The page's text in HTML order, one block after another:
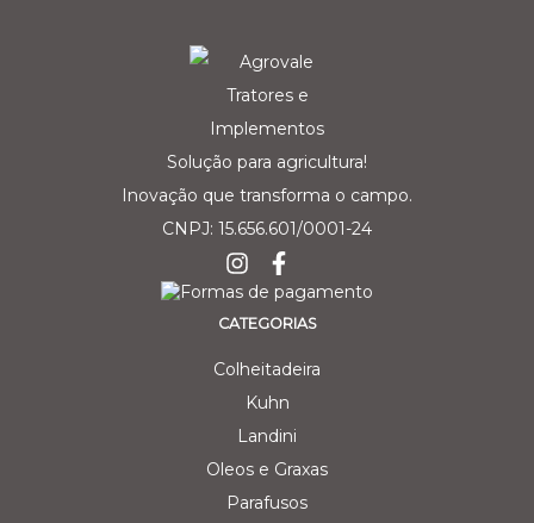
Solução para agricultura!
Inovação que transforma o campo.
CNPJ: 15.656.601/0001-24
CATEGORIAS
Colheitadeira
Kuhn
Landini
Oleos e Graxas
Parafusos